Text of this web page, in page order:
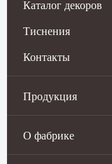
Каталог декоров
Тиснения
Контакты
Продукция
О фабрике